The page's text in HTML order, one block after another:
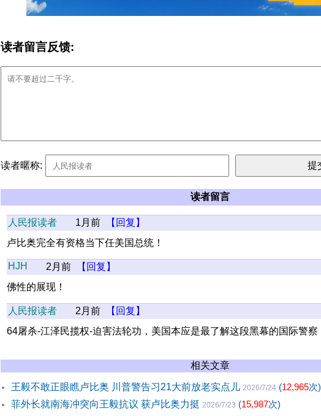
读者留言反馈:
读者暱称:
读者留言
人民报读者 1月前
【回复】
卢比奥完全有资格当下任美国总统！
HJH 2月前
【回复】
佛性的展现！
人民报读者 2月前
【回复】
64屠杀-江泽民揽权-迫害法轮功，美国本应是最了解这段黑幕的国际警察
相关文章
王毅不敢正眼瞧卢比奥 川普警告习21大前放老实点儿 2026/7/24 (12,965次)
菲外长就南海冲突向王毅抗议 获卢比奥力挺 2026/7/23 (15,987次)